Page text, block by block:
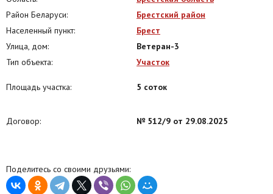
Район Беларуси:
Брестский район
Населенный пункт:
Брест
Улица, дом:
Ветеран-3
Тип объекта:
Участок
Площадь участка: 5 соток
Договор: № 512/9 от 29.08.2025
Поделитесь со своими друзьями: